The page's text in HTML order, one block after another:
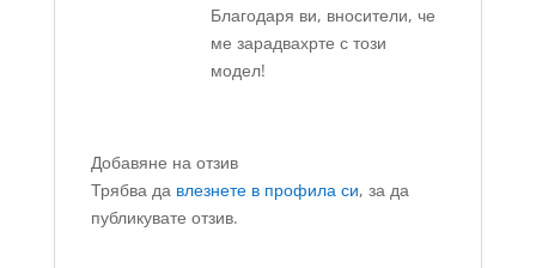
Благодаря ви, вносители, че
ме зарадвахрте с този
модел!
Добавяне на отзив
Трябва да влезнете в профила си, за да
публикувате отзив.